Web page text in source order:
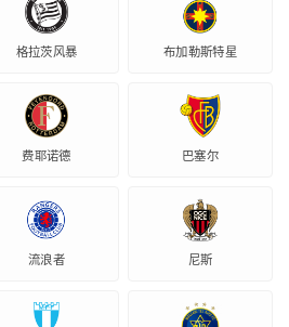
格拉茨风暴 布加勒斯特星
费耶诺德 巴塞尔
流浪者 尼斯